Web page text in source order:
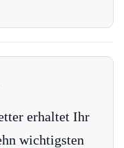
erhaltet Ihr
wichtigsten